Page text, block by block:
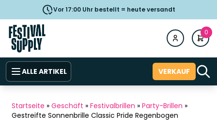
Vor 17:00 Uhr bestellt = heute versandt
0
ALLE ARTIKEL VERKAUF
Startseite » Geschäft » Festivalbrillen » Party-Brillen »
Gestreifte Sonnenbrille Classic Pride Regenbogen